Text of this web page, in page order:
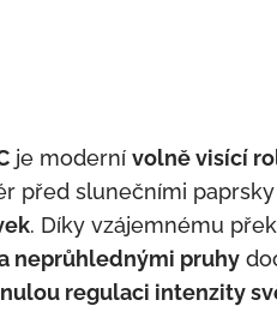
je moderní volně visící
před slunečními
. Díky vzájemnému
neprůhlednými pruhy
regulaci intenzity